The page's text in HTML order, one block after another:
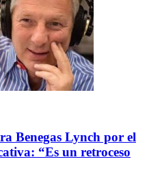
Benegas Lynch por el
“Es un retroceso